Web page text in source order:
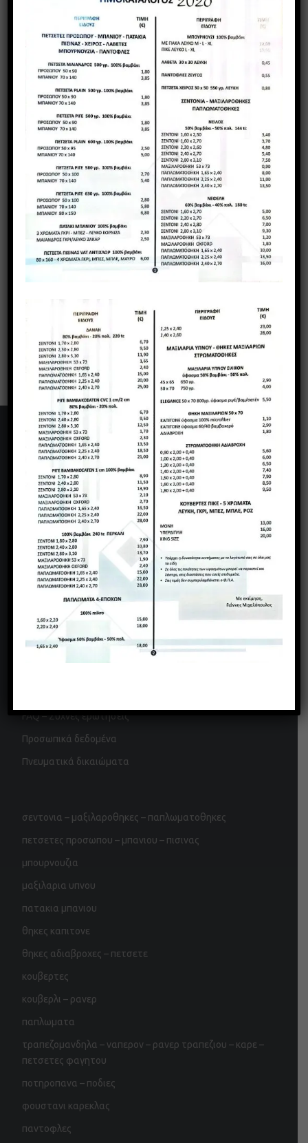
Στήνουμε boutique ξενοδοχεία με
ελάχιστο κόστος…
Γιάννης & Δημήτρης Μιχαλόπουλος
ΝΙΚΗΤΑΡΑ 5 ΕΛΕΥΘΕΡΙΑ - ΘΕΣ/ΝΙΚΗ
Υπ/μα: ΜΕΓ.ΑΛΕΞΑΝΔΡΟΥ 36, ΑΜΠΕΛΟΚΗΠΟΙ,
ΘΕΣΣΑΛΟΝΙΚΗ
2310 700 568 - 698 775 1883 2310 749 572 - 695 308
3993
mihalopoulos.texhome@gmail.com
www.mihalopoulos.gr
FAQ – Συχνές ερωτήσεις
Προσωπικά δεδομένα
Πνευματικά δικαιώματα
σεντονια – μαξιλαροθηκες – παπλωματοθηκες
πετσετες προσωπου – μπανιου – πισινας
μπουρνουζια
μαξιλαρια υπνου
πατακια μπανιου
θηκες καπιτονε
θηκες αδιαβροχες – πετσετε
κουβερτες
κουβερλι – ρανερ
παπλωματα
τραπεζομανδηλα – ναπερον – ρανερ τραπεζιου – καρε –
πετσετες φαγητου
ποτηροπανα – ποδιες
φουστανι καρεκλας
παντοφλες